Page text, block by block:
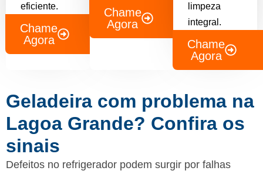
eficiente.
Chame
Agora
Chame
Agora
limpeza
integral.
Chame
Agora
Geladeira com problema na
Lagoa Grande? Confira os
sinais
Defeitos no refrigerador podem surgir por falhas